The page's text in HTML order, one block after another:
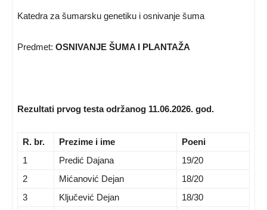
Katedra za šumarsku genetiku i osnivanje šuma
Predmet: OSNIVANJE ŠUMA I PLANTAŽA
Rezultati prvog testa održanog 11.06.2026. god.
R. br. Prezime i ime
Poeni
1
Predić Dajana
19/20
2
Mićanović Dejan
18/20
3
Ključević Dejan
18/30